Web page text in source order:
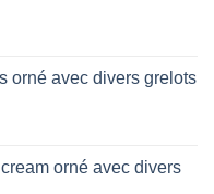
orné avec divers grelots
orné avec divers